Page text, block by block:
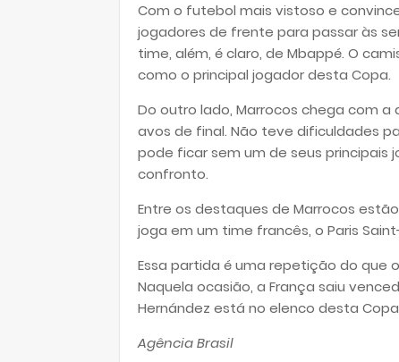
Com o futebol mais vistoso e
jogadores de frente para passar às
time, além, é claro, de Mbappé. O
como o principal jogador desta Copa.
Do outro lado, Marrocos chega com
avos de final. Não teve dificuldades
pode ficar sem um de seus principais
confronto.
Entre os destaques de Marrocos
joga em um time francês, o Paris
Essa partida é uma repetição do que
Naquela ocasião, a França saiu
Hernández está no elenco desta
Agência Brasil